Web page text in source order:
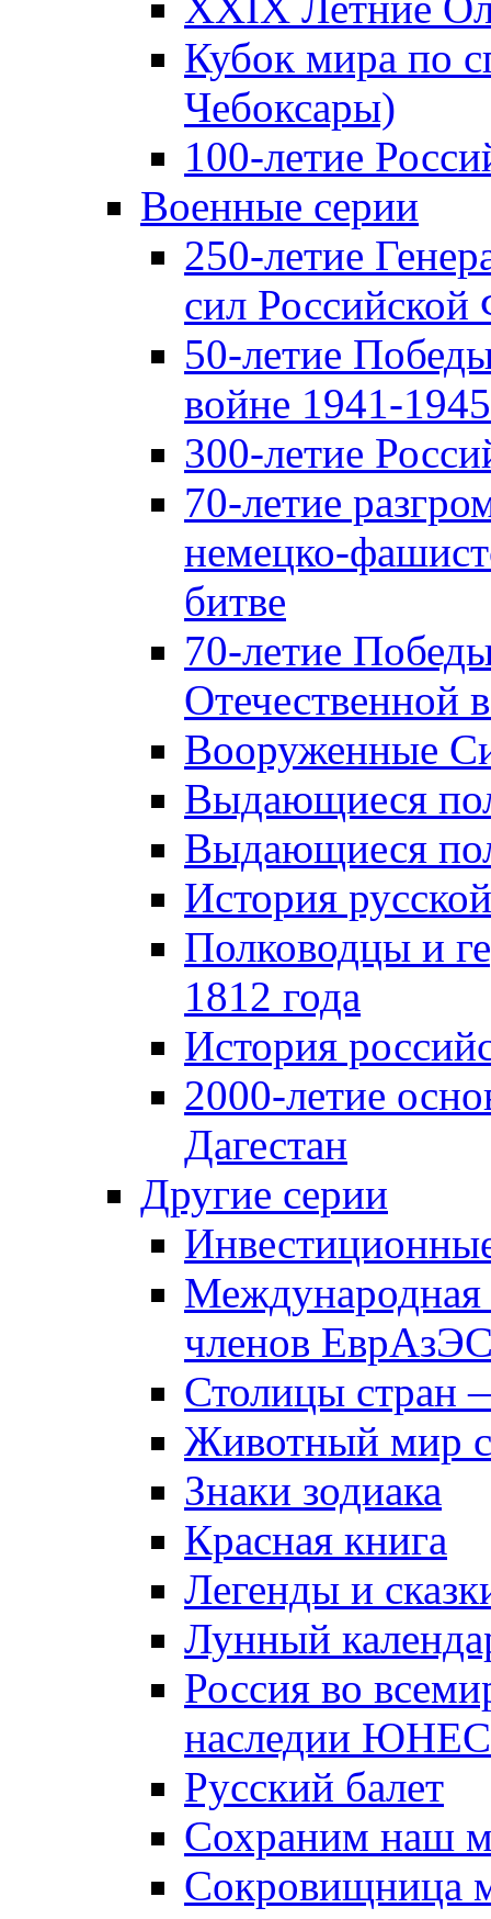
Кубок мира по
Чебоксары)
100-летие
Военные серии
250-летие
сил Российской
50-летие
войне 1941-1945
300-летие
70-летие
немецко-
битве
70-летие
Отечественной
Вооруженные
Выдающиеся
Выдающиеся
История
Полководцы и
1812 года
История
2000-летие
Дагестан
Другие серии
Международная
членов
Столицы стран
Животный мир
Знаки зодиака
Красная книга
Легенды и
Лунный
Россия во
наследии
Русский балет
Сохраним наш
Сокровищница